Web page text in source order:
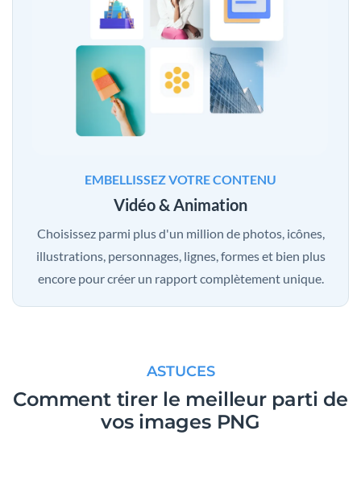
EMBELLISSEZ VOTRE CONTENU
Vidéo & Animation
Choisissez parmi plus d'un million de photos, icônes,
illustrations, personnages, lignes, formes et bien plus
encore pour créer un rapport complètement unique.
ASTUCES
Comment tirer le meilleur parti de
vos images PNG